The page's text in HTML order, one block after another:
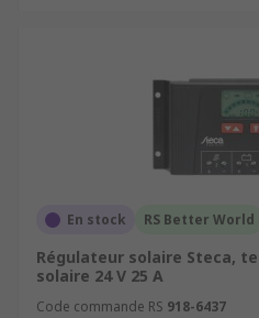
En stock RS Better World
Régulateur solaire Steca,
solaire 24 V 25 A
Code commande RS 918-6437